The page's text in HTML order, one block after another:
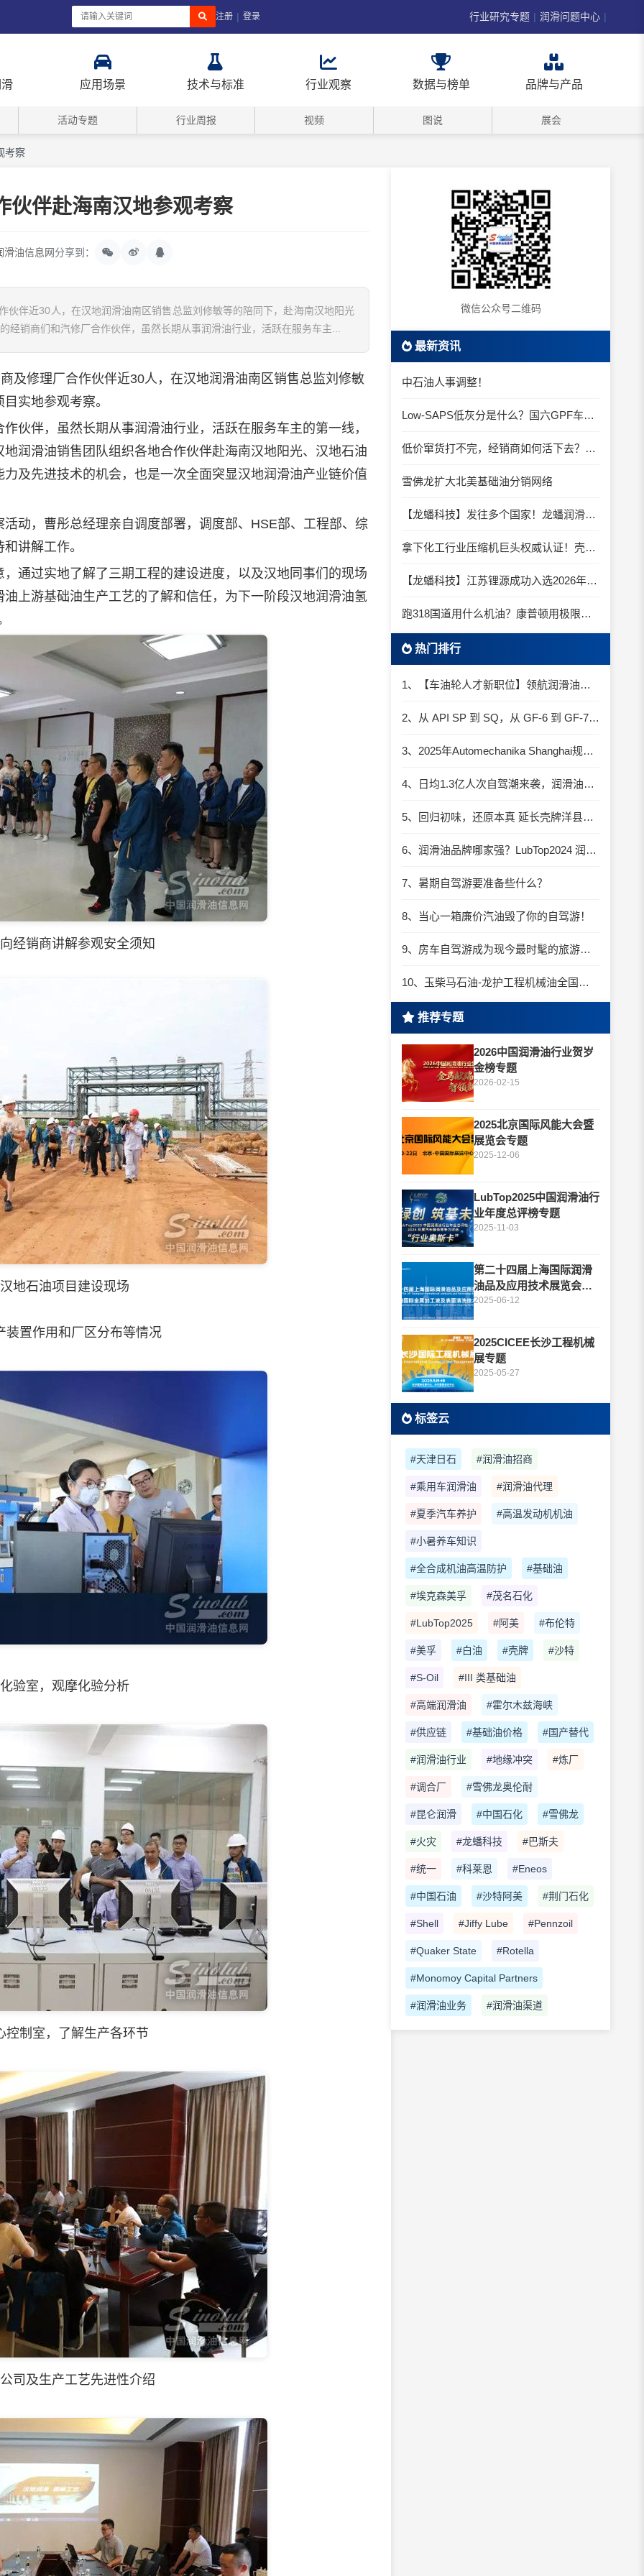
注册 | 登录 行业研究专题 | 润滑问题中心 |
应用场景 技术与标准 行业观察 数据与榜单 品牌与产品
活动专题 行业周报 视频 图说 展会
考察
伙伴赴海南汉地参观考察
滑油信息网分享到：
伙伴近30人，在汉地润滑油南区销售总监刘修敏等的陪同下，赴海南汉地阳光
销商们和汽修厂合作伙伴，虽然长期从事润滑油行业，活跃在服务车主...
及修理厂合作伙伴近30人，在汉地润滑油南区销售总监刘修敏
实地参观考察。
伙伴，虽然长期从事润滑油行业，活跃在服务车主的第一线，
地润滑油销售团队组织各地合作伙伴赴海南汉地阳光、汉地石油
及先进技术的机会，也是一次全面突显汉地润滑油产业链价值
，曹彤总经理亲自调度部署，调度部、HSE部、工程部、综
讲解工作。
过实地了解了三期工程的建设进度，以及汉地同事们的现场
上游基础油生产工艺的了解和信任，为下一阶段汉地润滑油氢
经销商讲解参观安全须知
地石油项目建设现场
装置作用和厂区分布等情况
验室，观摩化验分析
控制室，了解生产各环节
司及生产工艺先进性介绍
微信公众号二维码
最新资讯
中石油人事调整！
Low-SAPS低灰分是什么？国六GPF车辆为什么必须用低灰油
低价窜货打不完，经销商如何活下去？2026年的五条生存线
雪佛龙扩大北美基础油分销网络
【龙蟠科技】发往多个国家！龙蟠润滑油16个集装箱集中启程
拿下化工行业压缩机巨头权威认证！壳牌万利得Shell Morlina S2 B 再下一城！
【龙蟠科技】江苏锂源成功入选2026年度江苏省民营科技企业
跑318国道用什么机油？康普顿用极限挑战证明实力
热门排行
1、【车油轮人才新职位】领航润滑油优质职位招聘
2、从 API SP 到 SQ，从 GF-6 到 GF-7：润滑油技术壁垒再升高，你准备好了吗？
3、2025年Automechanika Shanghai规模再度扩大：首次启用国家会展中心（上海）全部15个展馆
4、日均1.3亿人次自驾潮来袭，润滑油行业解锁增长新密码​
5、回归初味，还原本真 延长壳牌洋县踏春自驾游
6、润滑油品牌哪家强？LubTop2024 润滑油总评榜荣耀张榜
7、暑期自驾游要准备些什么？
8、当心一箱廉价汽油毁了你的自驾游！
9、房车自驾游成为现今最时髦的旅游方式
10、玉柴马石油-龙护工程机械油全国招商丨卓越的品质，专业的品牌！
推荐专题
2026中国润滑油行业贺岁
金榜专题
2026-02-15
2025北京国际风能大会暨
展览会专题
2025-12-06
LubTop2025中国润滑油行
业年度总评榜专题
2025-11-03
第二十四届上海国际润滑
油品及应用技术展览会专
题
2025-06-12
2025CICEE长沙工程机械
展专题
2025-05-27
标签云
#天津日石 #润滑油招商
#乘用车润滑油 #润滑油代理
#夏季汽车养护 #高温发动机机油
#小暑养车知识
#全合成机油高温防护 #基础油
#埃克森美孚 #茂名石化
#LubTop2025 #阿美 #布伦特
#美孚 #白油 #壳牌 #沙特
#S-Oil #III 类基础油
#高端润滑油 #霍尔木兹海峡
#供应链 #基础油价格 #国产替代
#润滑油行业 #地缘冲突 #炼厂
#调合厂 #雪佛龙奥伦耐
#昆仑润滑 #中国石化 #雪佛龙
#火灾 #龙蟠科技 #巴斯夫
#统一 #科莱恩 #Eneos
#中国石油 #沙特阿美 #荆门石化
#Shell #Jiffy Lube #Pennzoil
#Quaker State #Rotella
#Monomoy Capital Partners
#润滑油业务 #润滑油渠道